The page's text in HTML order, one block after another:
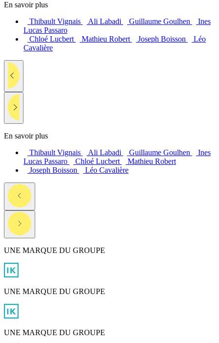
En savoir plus
Thibault Vignais
Ali Labadi Guillaume Goulhen
Ines
Lucas Passaro
Chloé Lucbert
Mathieu Robert Joseph Boisson
Léo
Cavalière
En savoir plus
Thibault Vignais
Ali Labadi Guillaume Goulhen
Ines
Lucas Passaro
Chloé Lucbert
Mathieu Robert
Joseph Boisson
Léo Cavalière
UNE MARQUE DU GROUPE
UNE MARQUE DU GROUPE
UNE MARQUE DU GROUPE